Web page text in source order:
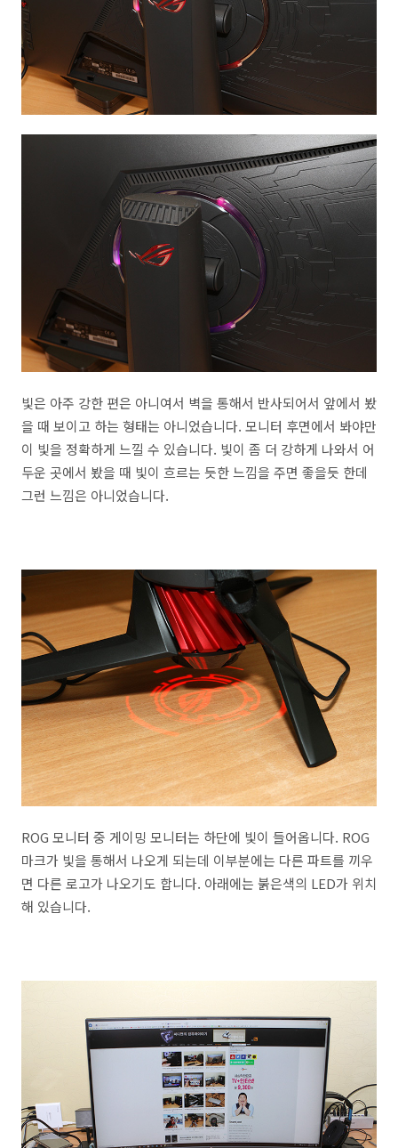
빛은 아주 강한 편은 아니여서 벽을 통해서 반사되어서 앞에서 봤
을 때 보이고 하는 형태는 아니었습니다. 모니터 후면에서 봐야만
이 빛을 정확하게 느낄 수 있습니다. 빛이 좀 더 강하게 나와서 어
두운 곳에서 봤을 때 빛이 흐르는 듯한 느낌을 주면 좋을듯 한데
그런 느낌은 아니었습니다.
ROG 모니터 중 게이밍 모니터는 하단에 빛이 들어옵니다. ROG
마크가 빛을 통해서 나오게 되는데 이부분에는 다른 파트를 끼우
면 다른 로고가 나오기도 합니다. 아래에는 붉은색의 LED가 위치
해 있습니다.